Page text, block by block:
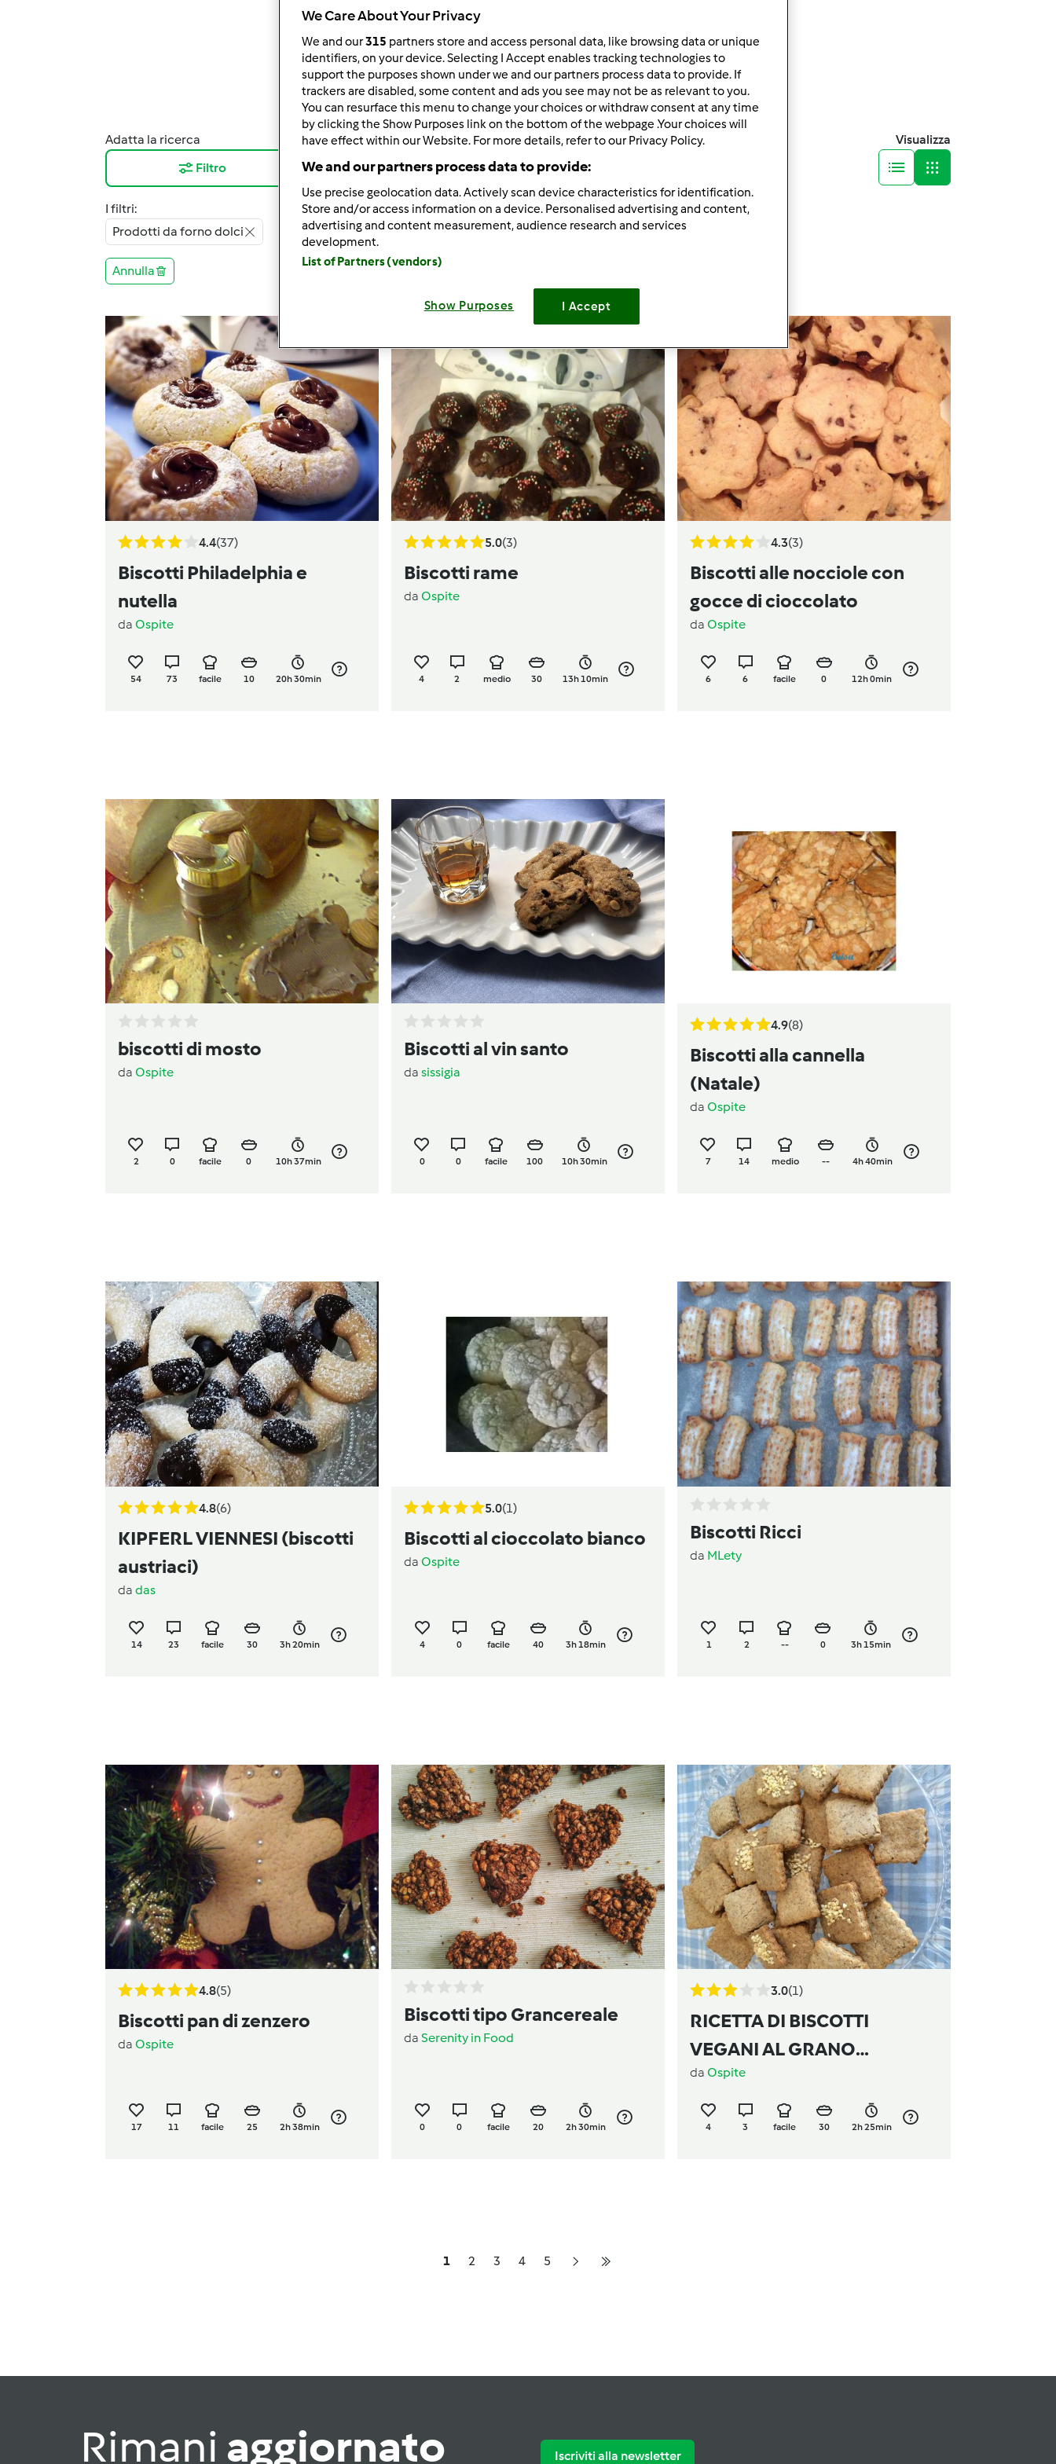
823risultati per: "biscotti"
Adatta la ricerca
Filtro
Risultati per pagina:
12
Ordina per:
Tempo totale
Visualizza
I filtri:
Prodotti da forno dolci
Annulla
4.4(37)
Biscotti Philadelphia e
nutella
da Ospite
54 73 facile 10 20h 30min
5.0(3)
Biscotti rame
da Ospite
4 2 medio 30 13h 10min
4.3(3)
Biscotti alle nocciole con
gocce di cioccolato
da Ospite
6 6 facile 0 12h 0min
biscotti di mosto
da Ospite
2 0 facile 0 10h 37min
Biscotti al vin santo
da sissigia
0 0 facile 100 10h 30min
4.9(8)
Biscotti alla cannella
(Natale)
da Ospite
7 14 medio -- 4h 40min
4.8(6)
KIPFERL VIENNESI (biscotti
austriaci)
da das
14 23 facile 30 3h 20min
5.0(1)
Biscotti al cioccolato bianco
da Ospite
4 0 facile 40 3h 18min
Biscotti Ricci
da MLety
1 2 -- 0 3h 15min
4.8(5)
Biscotti pan di zenzero
da Ospite
17 11 facile 25 2h 38min
Biscotti tipo Grancereale
da Serenity in Food
0 0 facile 20 2h 30min
3.0(1)
RICETTA DI BISCOTTI
VEGANI AL GRANO
SARACENO
da Ospite
4 3 facile 30 2h 25min
1 2 3 4 5
Rimani aggiornato Iscriviti alla newsletter
We Care About Your Privacy
We and our315 partners store and access personal data, like browsing data or unique
identifiers, on your device. Selecting I Accept enables tracking technologies to
support the purposes shown under we and our partners process data to provide. If
trackers are disabled, some content and ads you see may not be as relevant to you.
You can resurface this menu to change your choices or withdraw consent at any time
by clicking the Show Purposes link on the bottom of the webpage .Your choices will
have effect within our Website. For more details, refer to our Privacy Policy.
We and our partners process data to provide:
Use precise geolocation data. Actively scan device characteristics for identification.
Store and/or access information on a device. Personalised advertising and content,
advertising and content measurement, audience research and services
development.
List of Partners (vendors)
Show Purposes I Accept